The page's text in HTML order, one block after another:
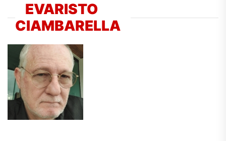
EVARISTO
CIAMBARELLA